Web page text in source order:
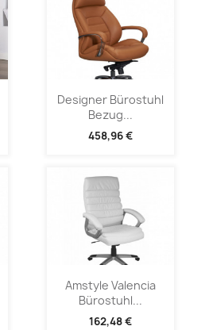
Designer Bürostuhl
Bezug...
458,96 €
Amstyle Valencia
Bürostuhl...
162,48 €